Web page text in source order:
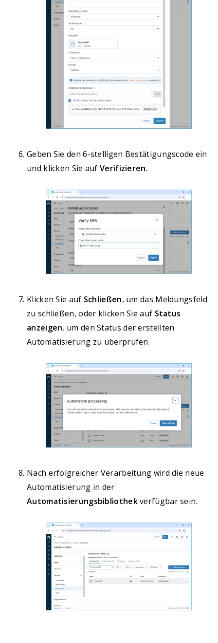
Geben Sie den 6-stelligen Bestätigungscode ein
und klicken Sie aufVerifizieren.
Klicken Sie auf Schließen, um das Meldungsfeld
zu schließen, oder klicken Sie auf Status
anzeigen, um den Status der erstellten
Automatisierung zu überprüfen.
Nach erfolgreicher Verarbeitung wird die neue
Automatisierung in der
Automatisierungsbibliothekverfügbar sein.